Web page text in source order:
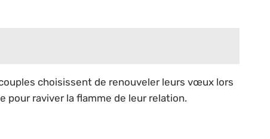
choisissent de renouveler leurs vœux lors
pour raviver la flamme de leur relation.